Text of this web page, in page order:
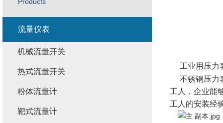
工业用压力
不锈钢压力
工人，企业能
工人的安装经
流量仪表
机械流量开关
热式流量开关
粉体流量计
靶式流量计